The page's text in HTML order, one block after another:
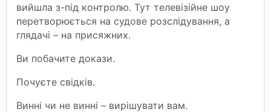
вийшла з-під контролю. Тут телевізійне шоу
перетворюється на судове розслідування, а
глядачі – на присяжних.
Ви побачите докази.
Почуєте свідків.
Винні чи не винні – вирішувати вам.